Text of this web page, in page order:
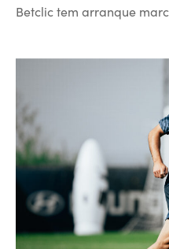
Betclic tem arranque